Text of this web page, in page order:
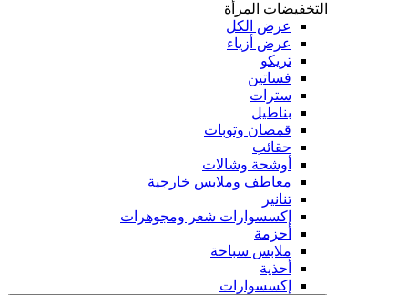
التخفيضات المرأة
عرض الكل
عرض أزياء
تريكو
فساتين
سترات
بناطيل
قمصان وتوبات
حقائب
أوشحة وشالات
معاطف وملابس خارجية
تنانير
إكسسوارات شعر ومجوهرات
أحزمة
ملابس سباحة
أحذية
إكسسوارات